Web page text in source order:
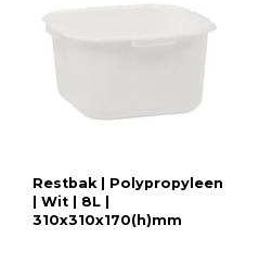
Restbak | Polypropyleen
| Wit | 8L |
310x310x170(h)mm